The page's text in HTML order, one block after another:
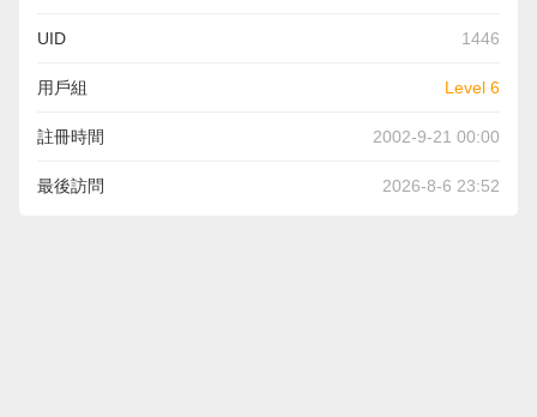
UID 1446
用戶組 Level 6
註冊時間 2002-9-21 00:00
最後訪問 2026-8-6 23:52